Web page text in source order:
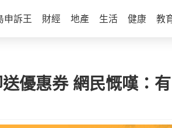
申訴王 財經 地產 生活 健康 教
優惠券 網民慨嘆：